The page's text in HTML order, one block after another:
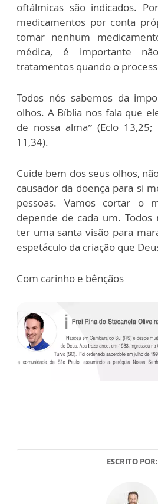
oftálmicas são indicados.
medicamentos por conta
tomar nenhum
médica, é importante
tratamentos quando o
Todos nós sabemos da
olhos. A Bíblia nos fala que
de nossa alma” (Eclo
11,34).
Cuide bem dos seus olhos,
causador da doença para si
pessoas. Vamos cortar o
depende de cada um.
ter uma santa visão para
espetáculo da criação que
Com carinho e bênçãos
ESCRITO POR: